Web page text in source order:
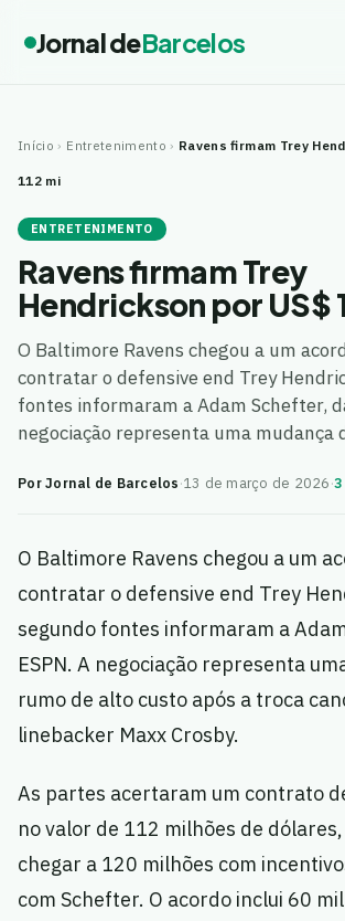
Jornal deBarcelos
Início › Entretenimento › Ravens firmam Trey
112 mi
ENTRETENIMENTO
Ravens firmam Trey
Hendrickson por US$
O Baltimore Ravens chegou a um
contratar o defensive end Trey
fontes informaram a Adam Schefter,
negociação representa uma mudança
Por Jornal de Barcelos·13 de março de 2026·
O Baltimore Ravens chegou a um
contratar o defensive end Trey
segundo fontes informaram a
ESPN. A negociação representa
rumo de alto custo após a troca
linebacker Maxx Crosby.
As partes acertaram um contrato
no valor de 112 milhões de
chegar a 120 milhões com
com Schefter. O acordo inclui 60